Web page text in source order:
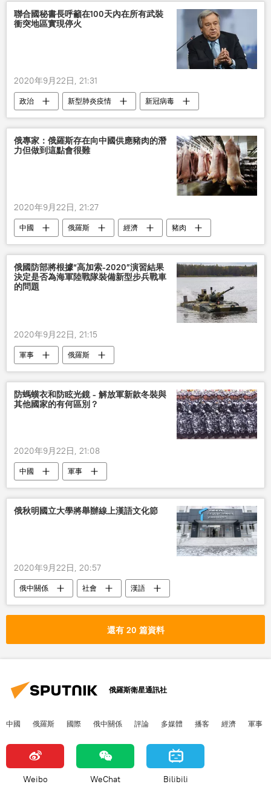
聯合國秘書長呼籲在100天內在所有武裝
衝突地區實現停火
2020年9月22日, 21:31
政治 新型肺炎疫情 新冠病毒
俄專家：俄羅斯存在向中國供應豬肉的潛
力但做到這點會很難
2020年9月22日, 21:27
中國 俄羅斯 經濟
豬肉
供應
俄國防部將根據“高加索-2020”演習結果
決定是否為海軍陸戰隊裝備新型步兵戰車
的問題
2020年9月22日, 21:15
軍事 俄羅斯
防螞蟥衣和防眩光鏡 - 解放軍新款冬裝與
其他國家的有何區別？
2020年9月22日, 21:08
中國 軍事
俄秋明國立大學將舉辦線上漢語文化節
2020年9月22日, 20:57
俄中關係 社會 漢語
還有 20 篇資料
俄羅斯衛星通訊社
中國 俄羅斯 國際 俄中關係 評論 多媒體 播客 經濟 軍事
Weibo WeChat Bilibili